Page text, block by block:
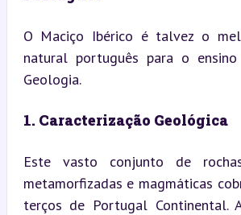
O Maciço Ibérico é talvez o
natural português para o
Geologia.
1. Caracterização Geológica
Este vasto conjunto de
metamorfizadas e magmáticas
terços de Portugal Continental.